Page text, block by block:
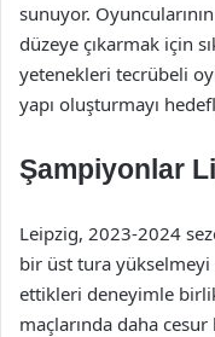
sunuyor.
düzeye çıkarmak için
yetenekleri tecrübeli
yapı oluşturmayı
Şampiyonlar
Leipzig, 2023-2024
bir üst tura
ettikleri deneyimle
maçlarında daha